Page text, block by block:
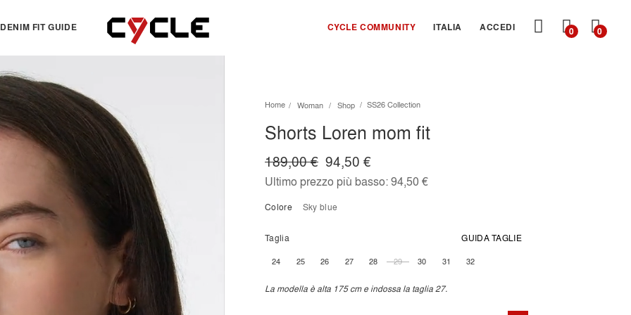
DENIM FIT GUIDE CYCLE COMMUNITY ITALIA ACCEDI 0 0
TOPS
Essentials
View all
Jackets & Sweatshirts
T-shirts
OTHERS
View all
Dresses
Skirts
Bermuda & shorts
Home Woman Shop SS26 Collection
Shorts Loren mom fit
94,50 €
189,00 €
Ultimo prezzo più basso:94,50 €
Colore sky blue
Taglia GUIDA TAGLIE
24 25 26 27 28 29 30 31 32
La modella è alta 175 cm e indossa la taglia 27.